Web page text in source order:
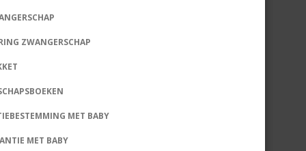
ZWANGERSCHAP
MET BABY
MET BABY